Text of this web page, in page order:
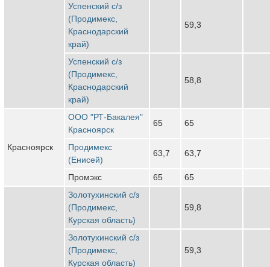
Успенский с/з
(Продимекс,
Краснодарский
край)
59,3
Успенский с/з
(Продимекс,
Краснодарский
край)
58,8
Красноярск
ООО "РТ-Бакалея"
Красноярск
65 65
Продимекс
(Енисей)
63,7 63,7
Промэкс 65
65
Золотухинский с/з
(Продимекс,
Курская область)
59,8
Золотухинский с/з
(Продимекс,
Курская область)
59,3